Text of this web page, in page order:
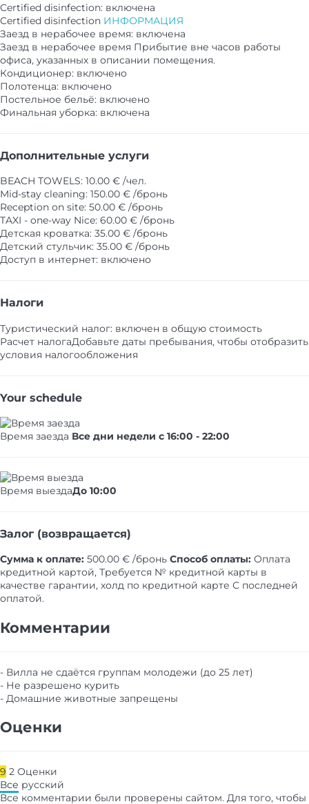
Certified disinfection: включена
Certified disinfection ИНФОРМАЦИЯ
Заезд в нерабочее время: включена
Заезд в нерабочее время Прибытие вне часов работы
офиса, указанных в описании помещения.
Кондиционер: включено
Полотенца: включено
Постельное бельё: включено
Финальная уборка: включена
Дополнительные услуги
BEACH TOWELS: 10.00 € /чел.
Mid-stay cleaning: 150.00 € /бронь
Reception on site: 50.00 € /бронь
TAXI - one-way Nice: 60.00 € /бронь
Детская кроватка: 35.00 € /бронь
Детский стульчик: 35.00 € /бронь
Доступ в интернет: включено
Налоги
Туристический налог: включен в общую стоимость
Расчет налогаДобавьте даты пребывания, чтобы отобразить
условия налогообложения
Your schedule
Время заезда Все дни недели с 16:00 - 22:00
Время выездаДо 10:00
Залог (возвращается)
Сумма к оплате: 500.00 € /бронь Способ оплаты: Оплата
кредитной картой, Требуется № кредитной карты в
качестве гарантии​, холд по кредитной карте С последней
оплатой.
Комментарии
- Вилла не сдаётся группам молодежи (до 25 лет)
- Не разрешено курить
- Домашние животные запрещены
Оценки
9 2 Оценки
Все русский
Все комментарии были проверены сайтом. Для того, чтобы